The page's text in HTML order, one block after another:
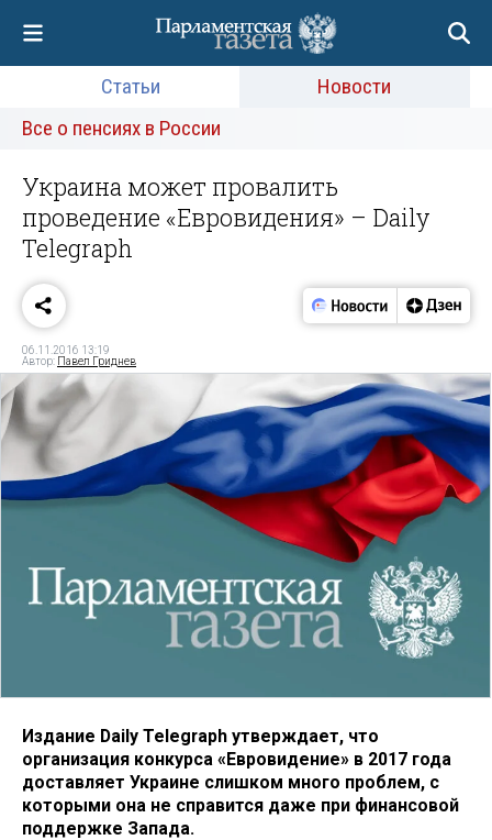
Статьи
Новости
Все о пенсиях в России
Украина может провалить
проведение «Евровидения» – Daily
Telegraph
06.11.2016 13:19
Автор: Павел Гриднев
Издание Daily Telegraph утверждает, что
организация конкурса «Евровидение» в 2017 года
доставляет Украине слишком много проблем, с
которыми она не справится даже при финансовой
поддержке Запада.